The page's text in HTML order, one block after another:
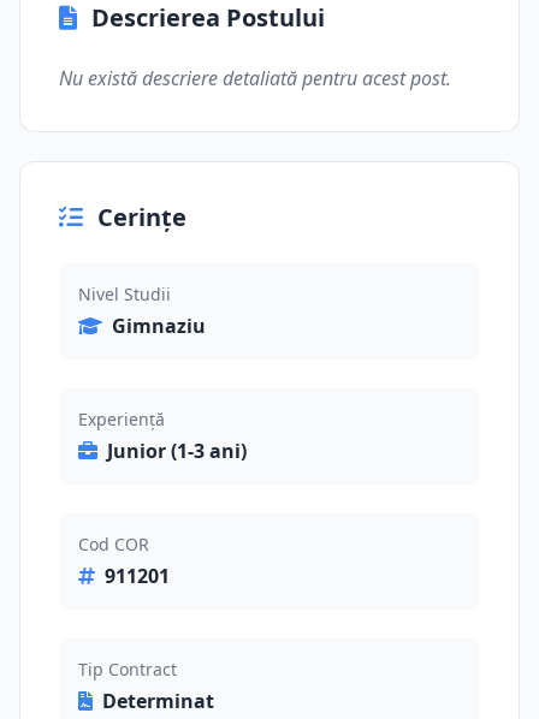
Descrierea Postului
Nu există descriere detaliată pentru acest post.
Cerințe
Nivel Studii
Gimnaziu
Experiență
Junior (1-3 ani)
Cod COR
911201
Tip Contract
Determinat